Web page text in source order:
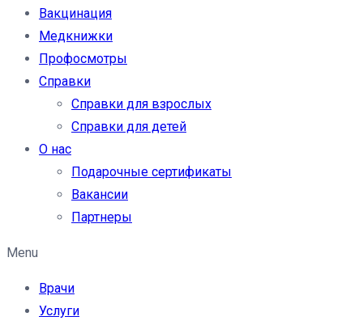
Вакцинация
Медкнижки
Профосмотры
Справки
Справки для взрослых
Справки для детей
О нас
Подарочные сертификаты
Вакансии
Партнеры
Menu
Врачи
Услуги